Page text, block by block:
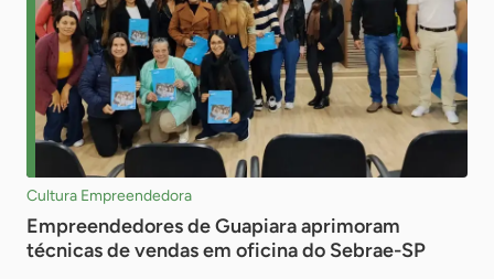
Cultura Empreendedora
Empreendedores de Guapiara aprimoram
técnicas de vendas em oficina do Sebrae-SP